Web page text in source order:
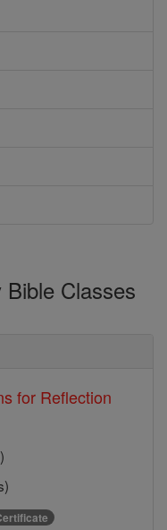
Classes
for Reflection